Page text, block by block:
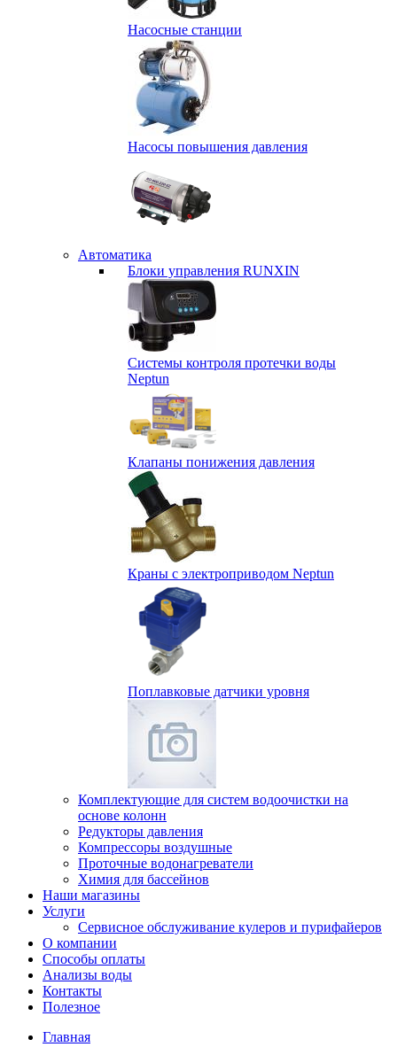
Насосные станции
Насосы повышения давления
Автоматика
Блоки управления RUNXIN
Системы контроля протечки воды
Neptun
Клапаны понижения давления
Краны с электроприводом Neptun
Поплавковые датчики уровня
Комплектующие для систем водоочистки на
основе колонн
Редукторы давления
Компрессоры воздушные
Проточные водонагреватели
Химия для бассейнов
Наши магазины
Услуги
Сервисное обслуживание кулеров и пурифайеров
О компании
Способы оплаты
Анализы воды
Контакты
Полезное
Главная